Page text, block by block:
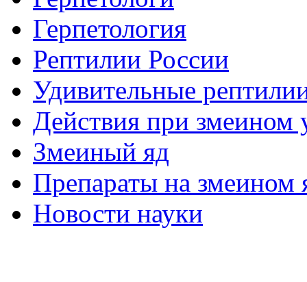
Герпетология
Рептилии России
Удивительные
Действия при змеином
Змеиный яд
Препараты на змеином
Новости науки